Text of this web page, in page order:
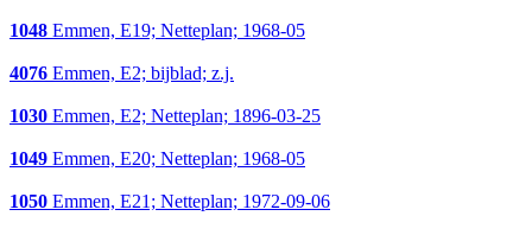
1048 Emmen, E19; Netteplan; 1968-05
4076 Emmen, E2; bijblad; z.j.
1030 Emmen, E2; Netteplan; 1896-03-25
1049 Emmen, E20; Netteplan; 1968-05
1050 Emmen, E21; Netteplan; 1972-09-06